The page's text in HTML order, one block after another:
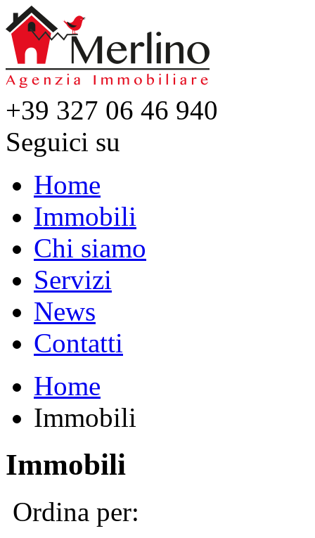
+39 327 06 46 940
Seguici su
Home
Immobili
Chi siamo
Servizi
News
Contatti
Home
Immobili
Immobili
Ordina per: